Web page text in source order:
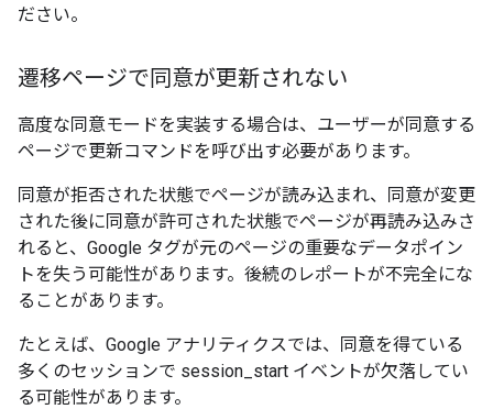
ださい。
遷移ページで同意が更新されない
高度な同意モードを実装する場合は、ユーザーが同意する
ページで更新コマンドを呼び出す必要があります。
同意が拒否された状態でページが読み込まれ、同意が変更
された後に同意が許可された状態でページが再読み込みさ
れると、Google タグが元のページの重要なデータポイン
トを失う可能性があります。後続のレポートが不完全にな
ることがあります。
たとえば、Google アナリティクスでは、同意を得ている
多くのセッションで session_start イベントが欠落してい
る可能性があります。